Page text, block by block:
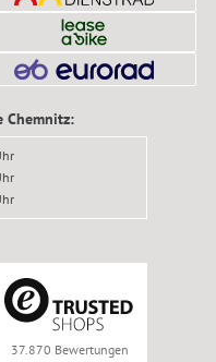
Chemnitz:
37.870 Bewertungen